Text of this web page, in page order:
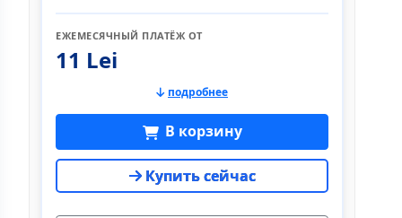
ЕЖЕМЕСЯЧНЫЙ ПЛАТЁЖ ОТ
11 Lei
подробнее
В корзину
Купить сейчас